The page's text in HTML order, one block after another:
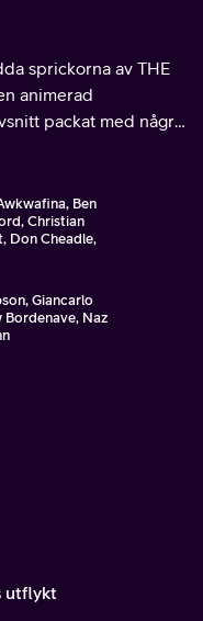
sprickorna av THE
animerad
packat med några
Ben
Christian
Don Cheadle,
Giancarlo
Bordenave, Naz
utflykt